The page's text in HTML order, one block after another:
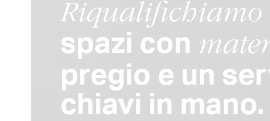
Riqualifichiamo
spazi con
pregio e un
chiavi in mano.